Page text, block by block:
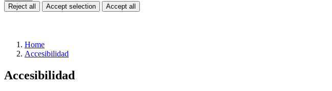
Reject all
Accept selection Accept all
Home
Accesibilidad
Accesibilidad